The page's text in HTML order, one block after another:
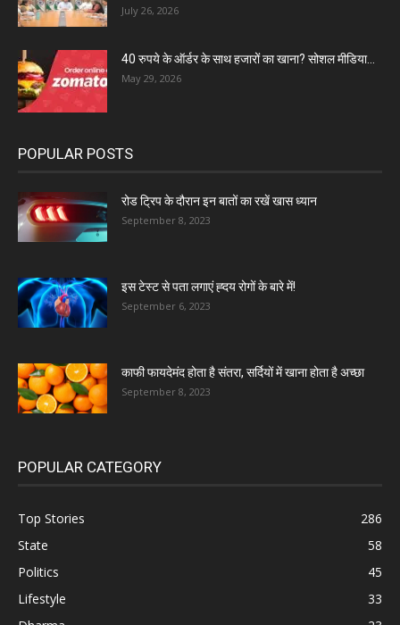
July 26, 2026
40 रुपये के ऑर्डर के साथ हजारों का खाना? सोशल मीडिया...
May 29, 2026
POPULAR POSTS
रोड ट्रिप के दौरान इन बातों का रखें खास ध्यान
September 8, 2023
इस टेस्ट से पता लगाएं ह्दय रोगों के बारे में!
September 6, 2023
काफी फायदेमंद होता है संतरा, सर्दियों में खाना होता है अच्छा
September 8, 2023
POPULAR CATEGORY
Top Stories
286
State
58
Politics
45
Lifestyle
33